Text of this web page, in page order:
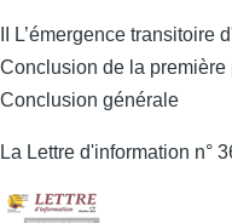
II L’émergence
Conclusion de la première
Conclusion générale
La Lettre d'information n°